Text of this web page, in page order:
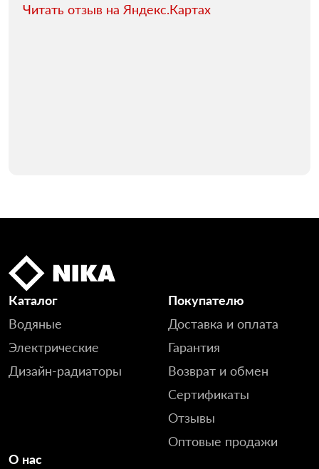
Читать отзыв на Яндекс.Картах
Каталог
Водяные
Электрические
Дизайн-радиаторы
Покупателю
Доставка и оплата
Гарантия
Возврат и обмен
Сертификаты
Отзывы
Оптовые продажи
О нас